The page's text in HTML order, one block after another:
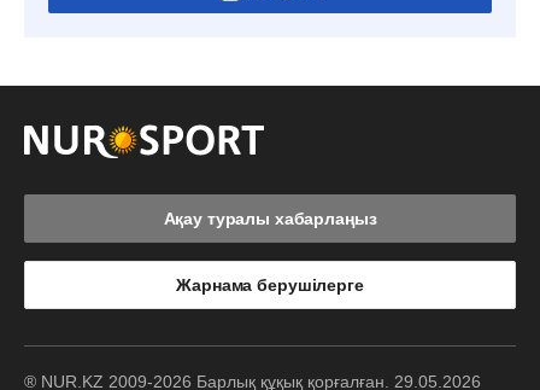
Ақау туралы хабарлаңыз
Жарнама берушілерге
® NUR.KZ 2009-2026 Барлық құқық қорғалған. 29.05.2026